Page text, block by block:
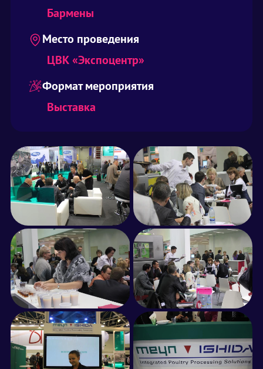
Бармены
Место проведения
ЦВК «Экспоцентр»
Формат мероприятия
Выставка